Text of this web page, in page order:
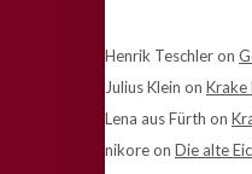
Henrik Teschleron
Julius Klein on Krake
Lena aus Fürth on
nikoreon Die alte